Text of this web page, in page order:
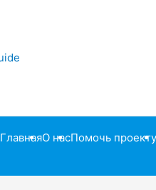
ГлавнаяО насПомочь проекту